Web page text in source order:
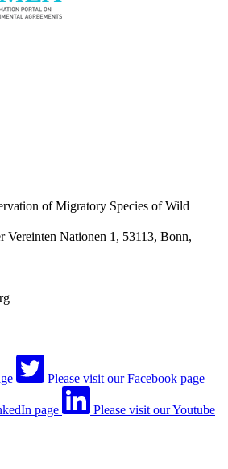
of Migratory Species of Wild
Vereinten Nationen 1, 53113, Bonn,
Please visit our Facebook page
page Please visit our Youtube